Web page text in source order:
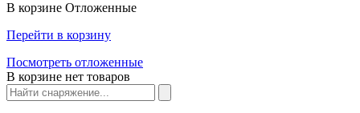
В корзине Отложенные
Перейти в корзину
Посмотреть отложенные
В корзине нет товаров